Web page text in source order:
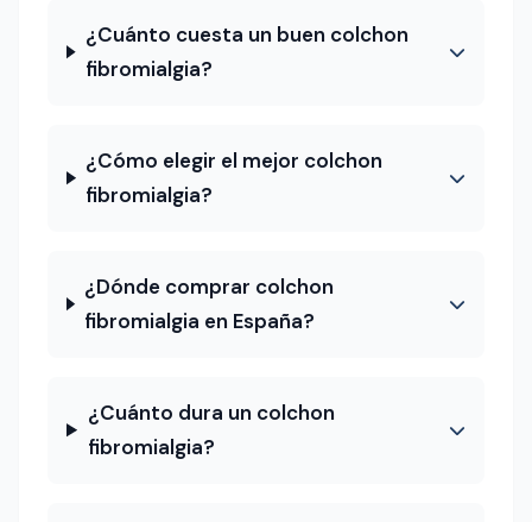
¿Cuánto cuesta un buen colchon
fibromialgia?
¿Cómo elegir el mejor colchon
fibromialgia?
¿Dónde comprar colchon
fibromialgia en España?
¿Cuánto dura un colchon
fibromialgia?